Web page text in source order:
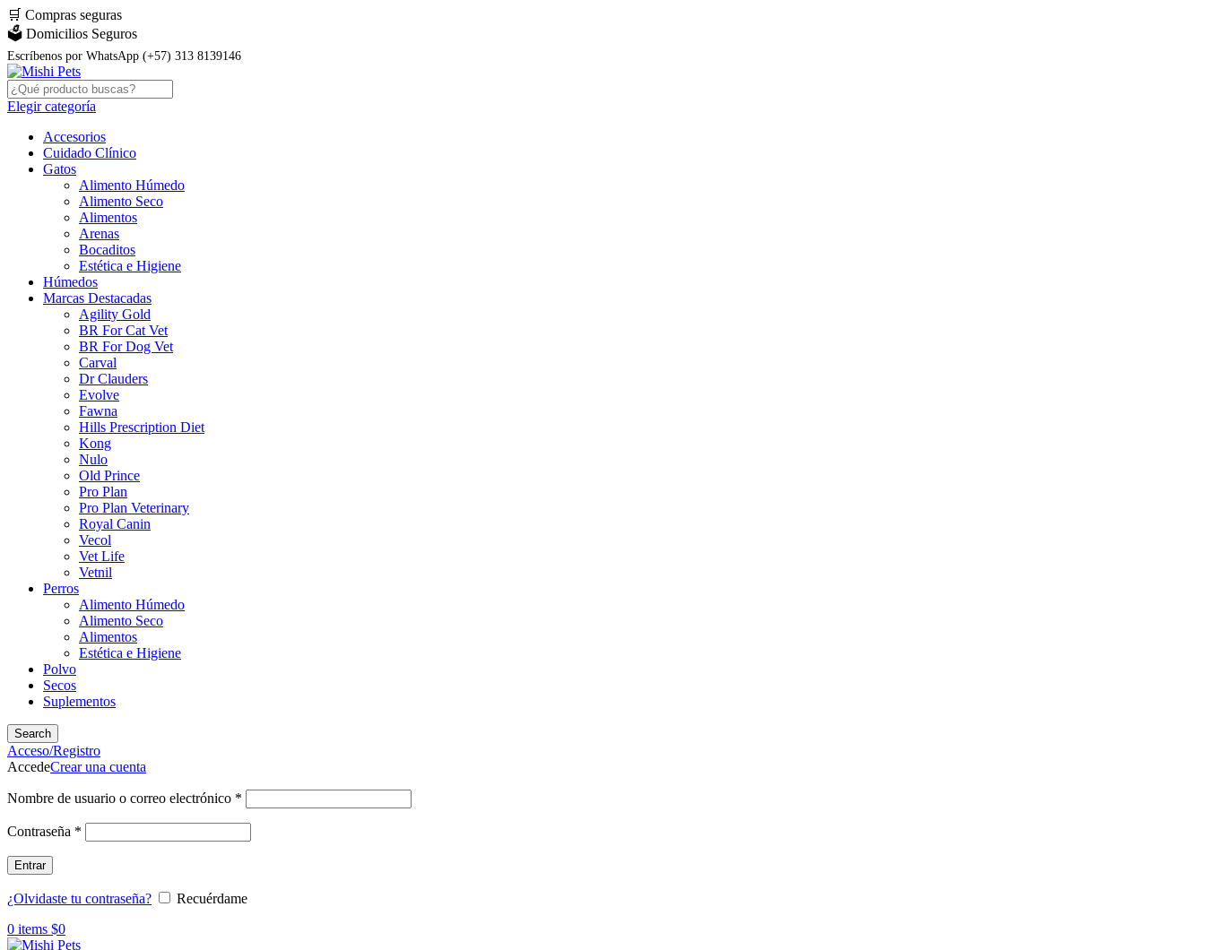
🛒 Compras seguras
🗳️ Domicilios Seguros
Escríbenos por WhatsApp (+57) 313 8139146
Elegir categoría
Accesorios
Cuidado Clínico
Gatos
Alimento Húmedo
Alimento Seco
Alimentos
Arenas
Bocaditos
Estética e Higiene
Húmedos
Marcas Destacadas
Agility Gold
BR For Cat Vet
BR For Dog Vet
Carval
Dr Clauders
Evolve
Fawna
Hills Prescription Diet
Kong
Nulo
Old Prince
Pro Plan
Pro Plan Veterinary
Royal Canin
Vecol
Vet Life
Vetnil
Perros
Alimento Húmedo
Alimento Seco
Alimentos
Estética e Higiene
Polvo
Secos
Suplementos
Search
Acceso/Registro
AccedeCrear una cuenta
Nombre de usuario o correo electrónico *
Contraseña *
Entrar
¿Olvidaste tu contraseña?
Recuérdame
0 items $0